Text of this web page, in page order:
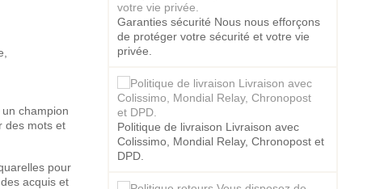
champion
des mots et
pour
acquis et
Garanties sécurité Nous nous efforçons
de protéger votre sécurité et votre vie
privée.
Politique de livraison Livraison avec
Colissimo, Mondial Relay, Chronopost et
DPD.